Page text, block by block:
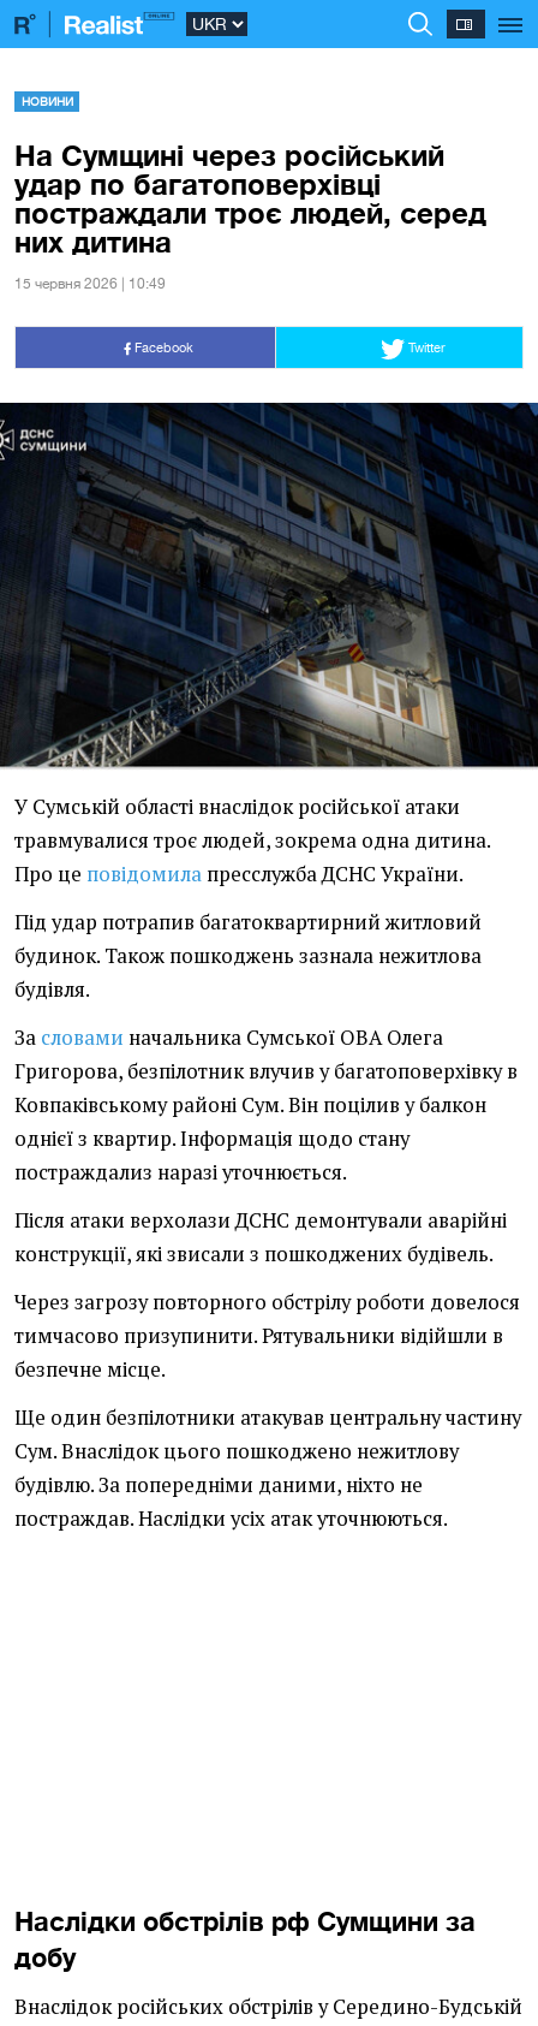
НОВИНИ
На Сумщині через російський
удар по багатоповерхівці
постраждали троє людей, серед
них дитина
15 червня 2026 | 10:49
Facebook Twitter
У Сумській області внаслідок російської атаки
травмувалися троє людей, зокрема одна дитина.
Про це повідомила пресслужба ДСНС України.
Під удар потрапив багатоквартирний житловий
будинок. Також пошкоджень зазнала нежитлова
будівля.
За словами начальника Сумської ОВА Олега
Григорова, безпілотник влучив у багатоповерхівку в
Ковпаківському районі Сум. Він поцілив у балкон
однієї з квартир. Інформація щодо стану
постраждализ наразі уточнюється.
Після атаки верхолази ДСНС демонтували аварійні
конструкції, які звисали з пошкоджених будівель.
Через загрозу повторного обстрілу роботи довелося
тимчасово призупинити. Рятувальники відійшли в
безпечне місце.
Ще один безпілотники атакував центральну частину
Сум. Внаслідок цього пошкоджено нежитлову
будівлю. За попередніми даними, ніхто не
постраждав. Наслідки усіх атак уточнюються.
Наслідки обстрілів рф Сумщини за
добу
Внаслідок російських обстрілів у Середино-Будській